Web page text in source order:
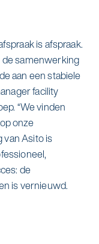
is afspraak.
samenwerking
aan een stabiele
facility
“We vinden
onze
van Asito is
de
is vernieuwd.